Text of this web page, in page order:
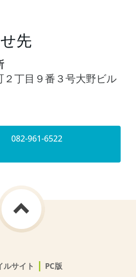
先
２丁目９番３号大野ビル
082-961-6522
ルサイト | PC版